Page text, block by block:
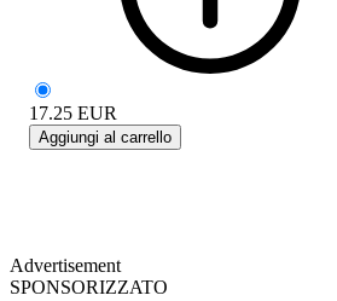
17.25 EUR
Aggiungi al carrello
Advertisement
SPONSORIZZATO